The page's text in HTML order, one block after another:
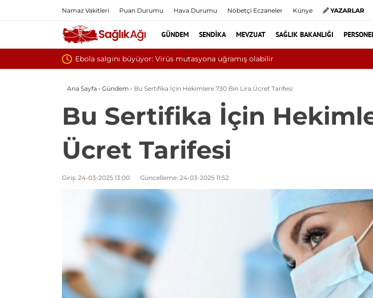
Namaz Vakitleri Puan Durumu Hava Durumu Nöbetçi Eczaneler Künye YAZARLAR
GÜNDEM SENDIKA MEVZUAT SAĞLIK BAKANLIĞI
uğramış olabilir Yılın
Ana Sayfa › Gündem › Bu Sertifika İçin Hekimlere 730 Bin Lira Ücret Tarifesi
Bu Sertifika İçin
Ücret Tarifesi
Giriş: 24-03-2025 13:00 Güncelleme: 24-03-2025 11:52